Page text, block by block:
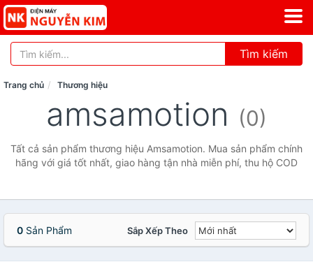
Tìm kiếm
Trang chủ Thương hiệu
amsamotion (0)
Tất cả sản phẩm thương hiệu Amsamotion. Mua sản phẩm chính
hãng với giá tốt nhất, giao hàng tận nhà miễn phí, thu hộ COD
0 Sản Phẩm Sắp Xếp Theo